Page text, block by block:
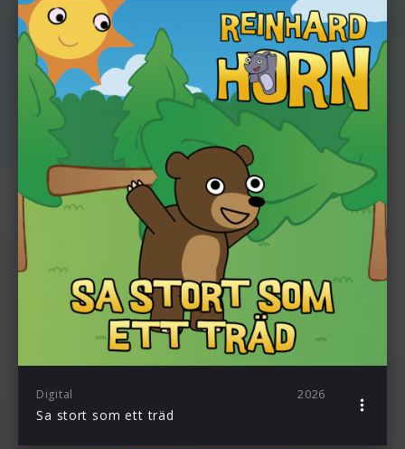
Digital 2026
Sa stort som ett träd